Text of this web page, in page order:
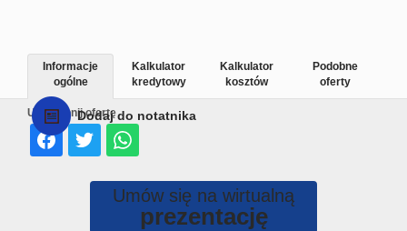
Dodaj do notatnika
Udostępnij ofertę
Informacje
ogólne
Kalkulator
kredytowy
Kalkulator
kosztów
Podobne
oferty
Umów się na wirtualną
prezentację